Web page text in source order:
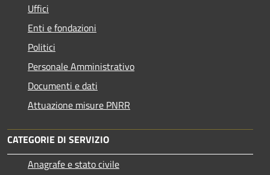
Uffici
Enti e fondazioni
Politici
Personale Amministrativo
Documenti e dati
Attuazione misure PNRR
CATEGORIE DI SERVIZIO
Anagrafe e stato civile